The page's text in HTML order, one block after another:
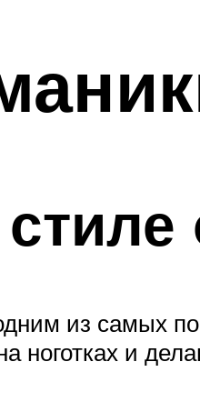
из самых
ноготках и